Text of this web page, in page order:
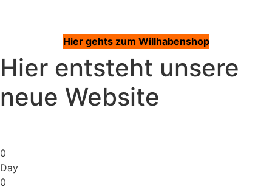
Hier gehts zum Willhabenshop
Hier entsteht unsere
neue Website
0
Day
0